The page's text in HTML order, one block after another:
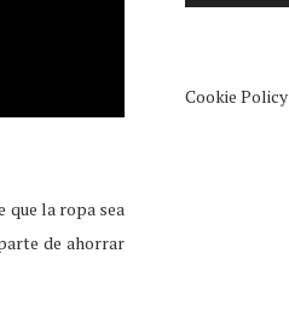
que la ropa sea
de ahorrar
Cookie Policy